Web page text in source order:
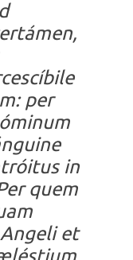
per
in
quem
et